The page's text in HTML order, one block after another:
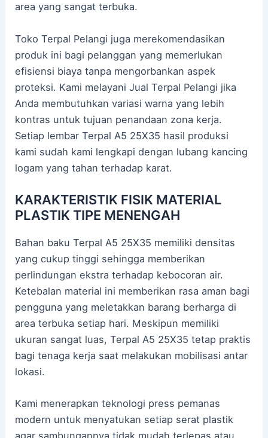
area yang sangat terbuka.
Toko Terpal Pelangi juga merekomendasikan
produk ini bagi pelanggan yang memerlukan
efisiensi biaya tanpa mengorbankan aspek
proteksi. Kami melayani Jual Terpal Pelangi jika
Anda membutuhkan variasi warna yang lebih
kontras untuk tujuan penandaan zona kerja.
Setiap lembar Terpal A5 25X35 hasil produksi
kami sudah kami lengkapi dengan lubang kancing
logam yang tahan terhadap karat.
KARAKTERISTIK FISIK MATERIAL
PLASTIK TIPE MENENGAH
Bahan baku Terpal A5 25X35 memiliki densitas
yang cukup tinggi sehingga memberikan
perlindungan ekstra terhadap kebocoran air.
Ketebalan material ini memberikan rasa aman bagi
pengguna yang meletakkan barang berharga di
area terbuka setiap hari. Meskipun memiliki
ukuran sangat luas, Terpal A5 25X35 tetap praktis
bagi tenaga kerja saat melakukan mobilisasi antar
lokasi.
Kami menerapkan teknologi press pemanas
modern untuk menyatukan setiap serat plastik